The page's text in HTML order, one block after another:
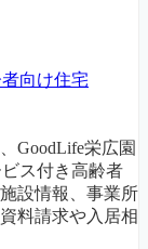
向け住宅
GoodLife栄広園
ス付き高齢者
設情報、事業所
料請求や入居相